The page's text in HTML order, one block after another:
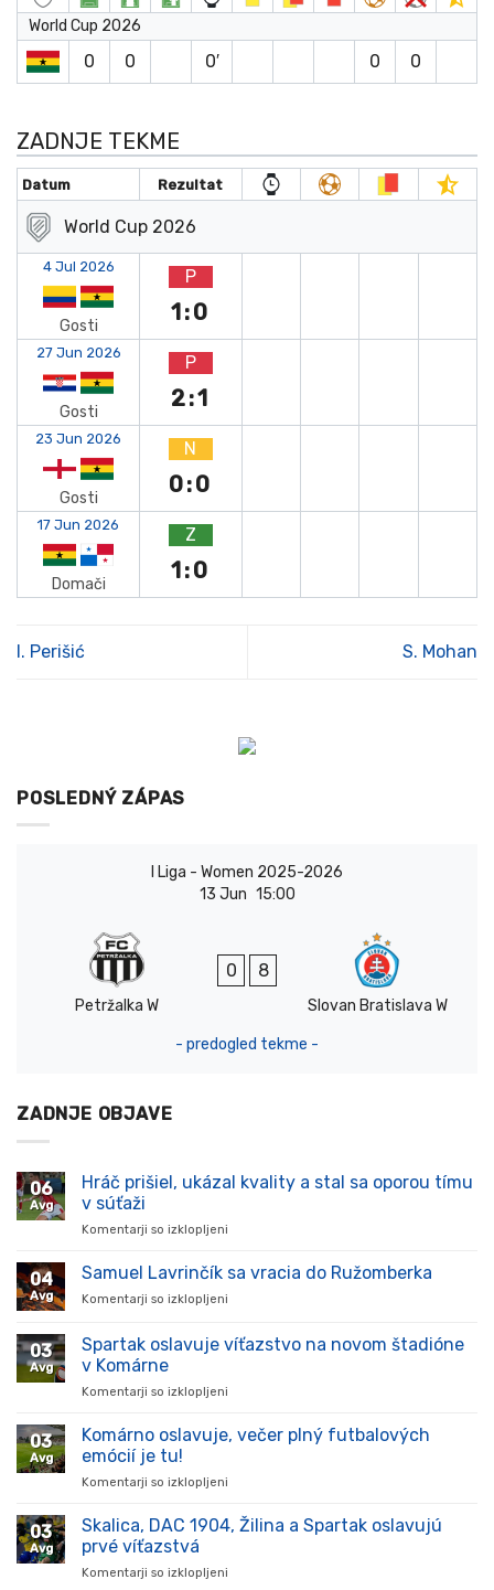
World Cup 2026
0 0 0′ 0 0
ZADNJE TEKME
Datum Rezultat
World Cup 2026
4 Jul 2026
Gosti
P
1:0
27 Jun 2026
Gosti
P
2:1
23 Jun 2026
Gosti
N
0:0
17 Jun 2026
Domači
Z
1:0
I. Perišić S. Mohan
POSLEDNÝ ZÁPAS
I Liga - Women 2025-2026
13 Jun 15:00
Petržalka W
0 8
Slovan Bratislava W
- predogled tekme -
ZADNJE OBJAVE
06
Avg
Hráč prišiel, ukázal kvality a stal sa oporou tímu
v súťaži
Komentarji so izklopljeni
prišiel,
stal
súťaži
04
Avg
Samuel Lavrinčík sa vracia do Ružomberka
Komentarji so izklopljeni
Lavrinčík
sa
03
Avg
Spartak oslavuje víťazstvo na novom štadióne
v Komárne
Komentarji so izklopljeni
oslavuje
v
03
Avg
Komárno oslavuje, večer plný futbalových
emócií je tu!
Komentarji so izklopljeni
oslavuje,
03
Avg
Skalica, DAC 1904, Žilina a Spartak oslavujú
prvé víťazstvá
Komentarji so izklopljeni